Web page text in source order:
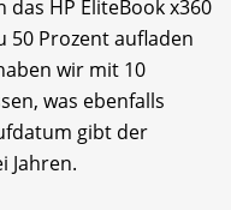
HP EliteBook x360
50 Prozent aufladen
wir mit 10
was ebenfalls
gibt der
Jahren.